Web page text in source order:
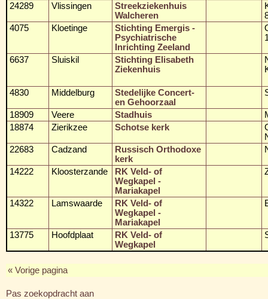
24289
Vlissingen
Streekziekenhuis
Walcheren
4075
Kloetinge
Stichting Emergis -
Psychiatrische
Inrichting Zeeland
6637 Sluiskil
Stichting Elisabeth
Ziekenhuis
4830 Middelburg
Stedelijke Concert-
en Gehoorzaal
18909 Veere Stadhuis
18874
Zierikzee Schotse kerk
22683
Cadzand
Russisch Orthodoxe
kerk
14222 Kloosterzande
RK Veld- of
Wegkapel -
Mariakapel
14322 Lamswaarde
RK Veld- of
Wegkapel -
Mariakapel
13775 Hoofdplaat
RK Veld- of
Wegkapel
« Vorige pagina
Pas zoekopdracht aan